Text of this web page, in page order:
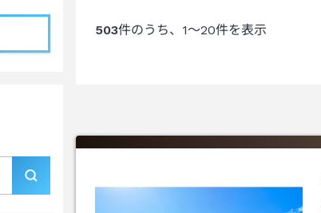
503件のうち、 1～20件を表示